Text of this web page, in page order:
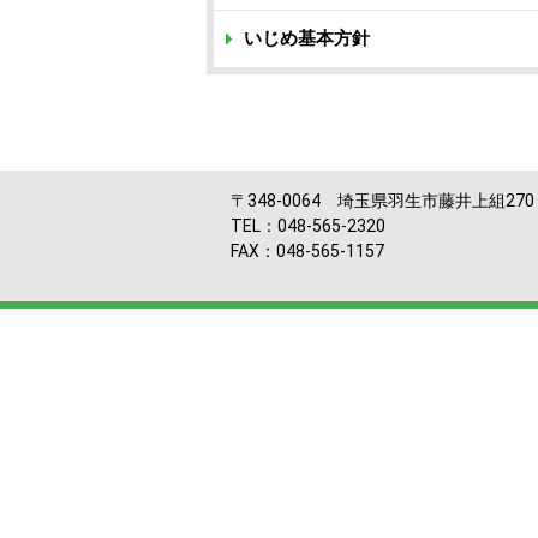
いじめ基本方針
〒348-0064 埼玉県羽生市藤井上組270
TEL：048-565-2320
FAX：048-565-1157